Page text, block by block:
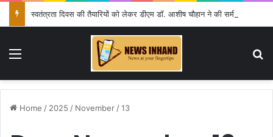
Menu
Home / 2025 / November /13